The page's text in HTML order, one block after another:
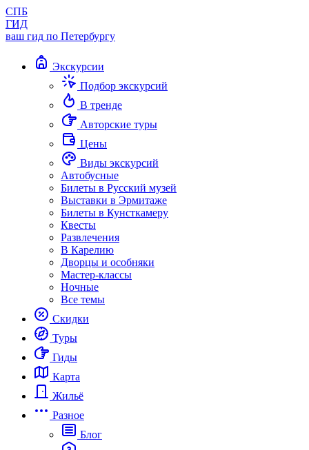
СПБ
ГИД
ваш гид по Петербургу
Экскурсии
Подбор экскурсий
В тренде
Авторские туры
Цены
Виды экскурсий
Автобусные
Билеты в Русский музей
Выставки в Эрмитаже
Билеты в Кунсткамеру
Квесты
Развлечения
В Карелию
Дворцы и особняки
Мастер-классы
Ночные
Все темы
Скидки
Туры
Гиды
Карта
Жильё
Разное
Блог